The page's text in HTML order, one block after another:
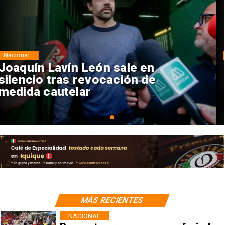
Chile y Venezuela formalizan
reinicio de relaciones
consulares
Nacional
NACIONAL
MÁS RECIENTES